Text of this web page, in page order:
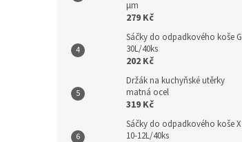
µm
279 Kč
Sáčky do odpadkového koše G
30L/40ks
202 Kč
Držák na kuchyňské utěrky
matná ocel
319 Kč
Sáčky do odpadkového koše X
10-12L/40ks